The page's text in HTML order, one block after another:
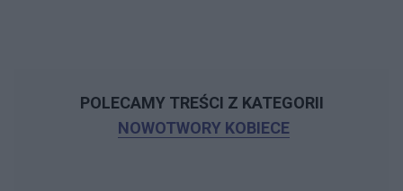
POLECAMY TREŚCI Z KATEGORII
NOWOTWORY KOBIECE